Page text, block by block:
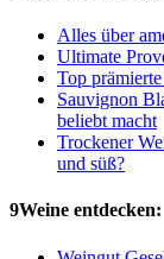
Alles über
Ultimate
Top
Sauvignon
beliebt macht
Trockener
und süß?
9Weine entdecken: